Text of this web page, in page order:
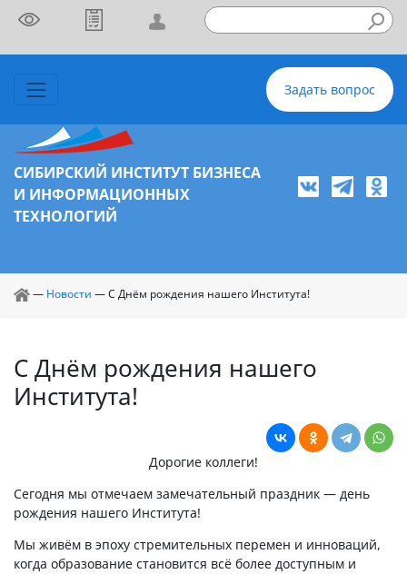
Задать вопрос
СИБИРСКИЙ ИНСТИТУТ БИЗНЕСА
И ИНФОРМАЦИОННЫХ
ТЕХНОЛОГИЙ
— Новости —С Днём рождения нашего Института!
С Днём рождения нашего
Института!
Дорогие коллеги!
Сегодня мы отмечаем замечательный праздник — день
рождения нашего Института!
Мы живём в эпоху стремительных перемен и инноваций,
когда образование становится всё более доступным и